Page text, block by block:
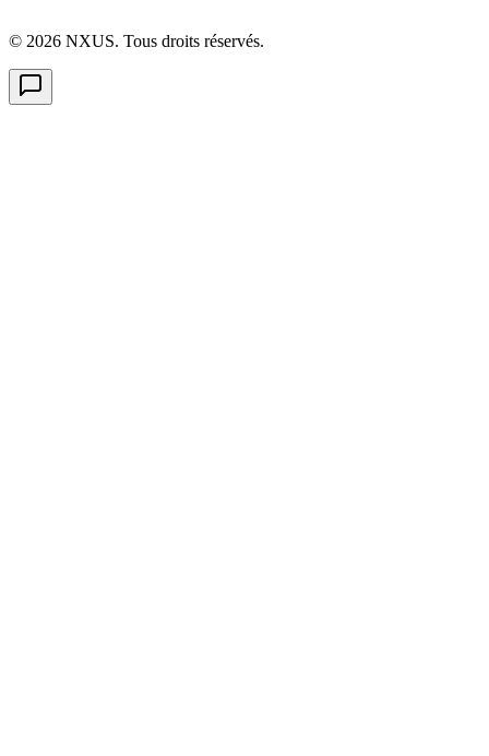
© 2026 NXUS. Tous droits réservés.